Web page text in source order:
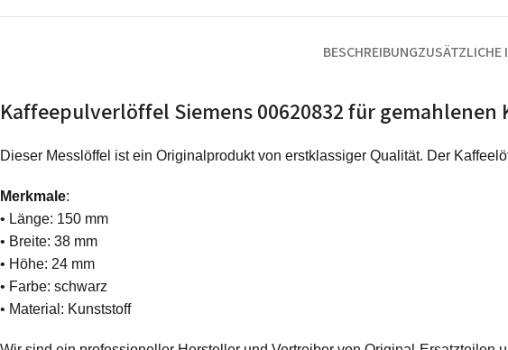
BESCHREIBUNGZUSÄTZLICHE
Kaffeepulverlöffel Siemens 00620832 für gemahlenen
Dieser Messlöffel ist ein Originalprodukt von erstklassiger Qualität. Der
Merkmale:
• Länge: 150 mm
• Breite: 38 mm
• Höhe: 24 mm
• Farbe: schwarz
• Material: Kunststoff